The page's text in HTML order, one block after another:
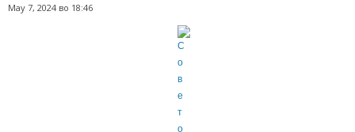
May 7, 2024 во 18:46